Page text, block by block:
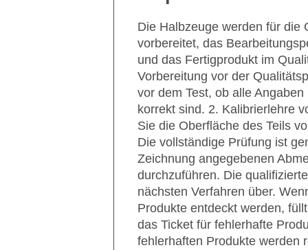
Die Halbzeuge werden für die
vorbereitet, das
und das Fertigprodukt im
Vorbereitung vor der
vor dem Test, ob alle
korrekt sind. 2. Kalibrierlehre
Sie die Oberfläche des Teils
Die vollständige Prüfung ist
Zeichnung angegebenen
durchzuführen. Die
nächsten Verfahren über.
Produkte entdeckt werden,
das Ticket für fehlerhafte
fehlerhaften Produkte werden